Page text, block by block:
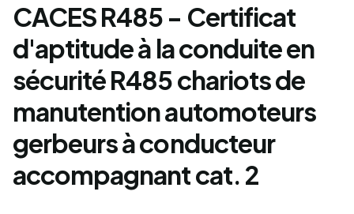
CACES R485 - Certificat
d'aptitude à la conduite en
sécurité R485 chariots de
manutention automoteurs
gerbeurs à conducteur
accompagnant cat. 2